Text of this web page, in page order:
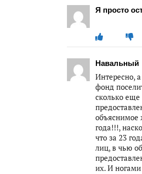
Я просто
Навальный
Интересно,
фонд
сколько
объяснимое
года!!!,
что за 23
лиц, в чью
их. И ногами